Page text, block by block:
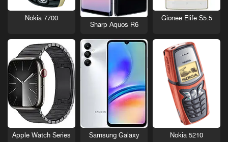
Gionee Elife S5.5
Sharp Aquos R6
Nokia 7700
Nokia 5210
Samsung Galaxy
Apple Watch Series